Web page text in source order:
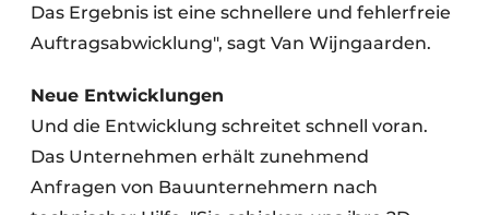
Das Ergebnis ist eine schnellere und fehlerfreie
Auftragsabwicklung", sagt Van Wijngaarden.
Neue Entwicklungen
Und die Entwicklung schreitet schnell voran.
Das Unternehmen erhält zunehmend
Anfragen von Bauunternehmern nach